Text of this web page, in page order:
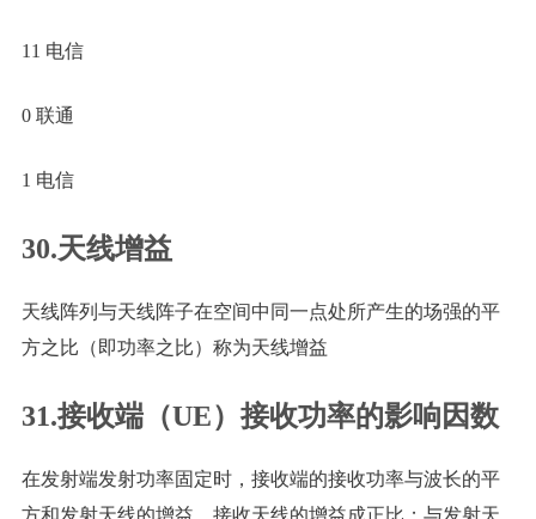
11 电信
0 联通
1 电信
30.天线增益
天线阵列与天线阵子在空间中同一点处所产生的场强的平
方之比（即功率之比）称为天线增益
31.接收端（UE）接收功率的影响因数
在发射端发射功率固定时，接收端的接收功率与波长的平